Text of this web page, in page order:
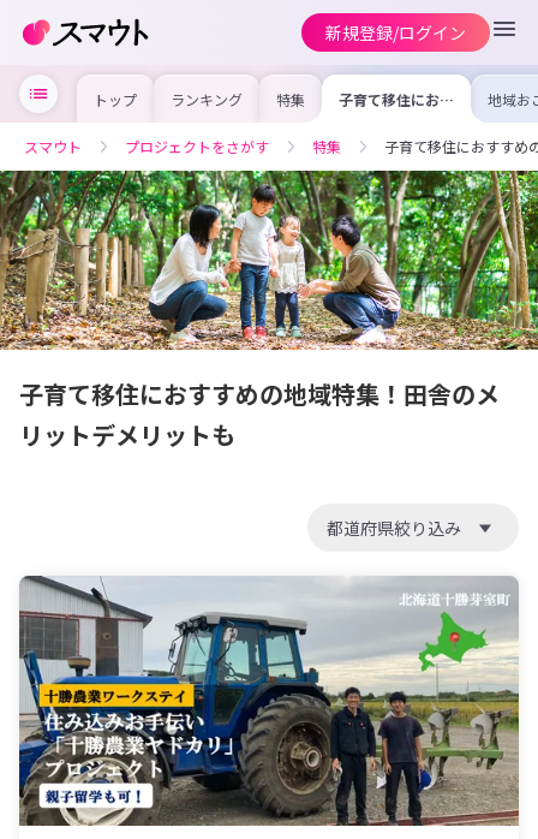
新規登録/ログイン
トップ ランキング 特集 子育て移住におす
すめの地域特集！
メリットも
地域お
の求
を集め
事内容
を比較
合った
けよう
スマウト プロジェクトをさがす 特集 子育て移住におすすめ
子育て移住におすすめの地域特集！田舎のメ
リットデメリットも